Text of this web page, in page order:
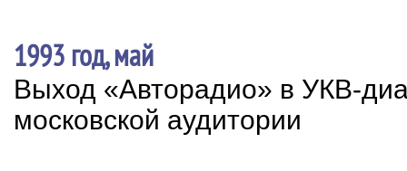
1993 год, май
Выход «Авторадио» в УКВ-
московской аудитории